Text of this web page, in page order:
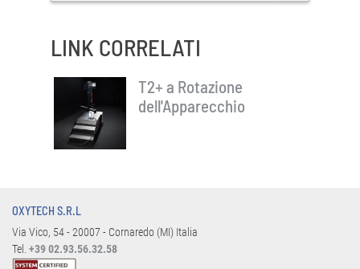
LINK CORRELATI
T2+ a Rotazione
dell'Apparecchio
OXYTECH S.R.L
Via Vico, 54 - 20007 - Cornaredo (MI) Italia
Tel. +39 02.93.56.32.58